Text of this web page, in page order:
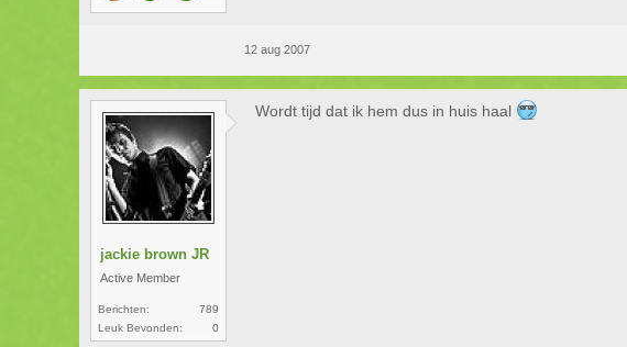
12 aug 2007
jackie brown JR
Active Member
Berichten:
789
Leuk Bevonden:
0
Wordt tijd dat ik hem dus in huis haal